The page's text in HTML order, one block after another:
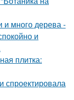
и много дерева -
и
плитка:
спроектировала